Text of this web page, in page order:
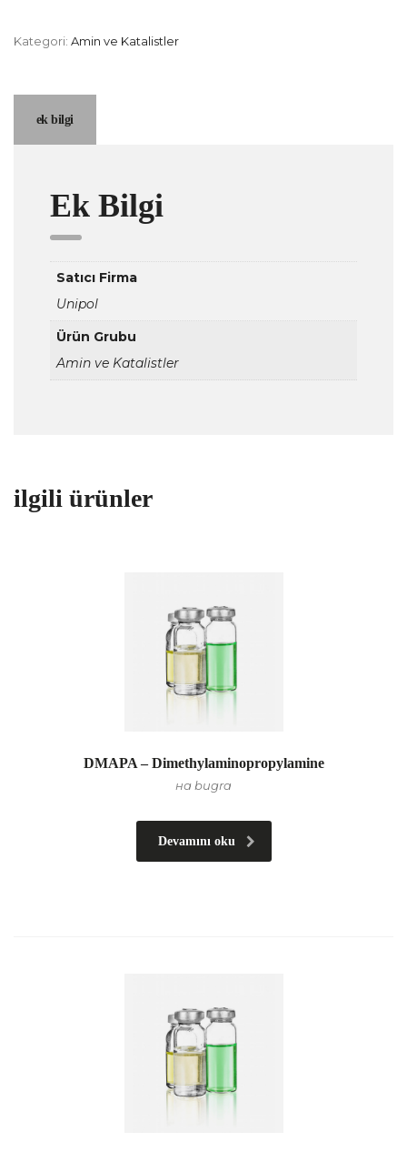
Kategori: Amin ve Katalistler
ek bilgi
Ek Bilgi
Satıcı Firma
Unipol
Ürün Grubu
Amin ve Katalistler
ilgili ürünler
DMAPA – Dimethylaminopropylamine
на bugra
Devamını oku